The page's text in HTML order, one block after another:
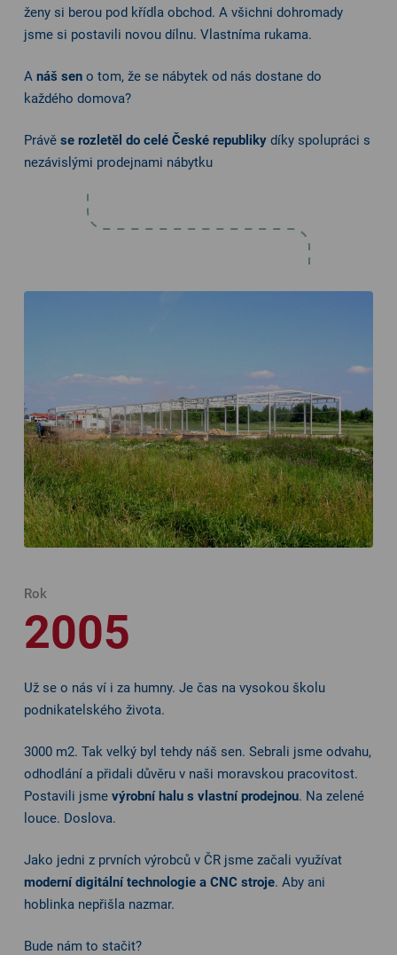
ženy si berou pod křídla obchod. A všichni dohromady
jsme si postavili novou dílnu. Vlastníma rukama.
A náš sen o tom, že se nábytek od nás dostane do
každého domova?
Právě se rozletěl do celé České republiky díky spolupráci s
nezávislými prodejnami nábytku
Rok
2005
Už se o nás ví i za humny. Je čas na vysokou školu
podnikatelského života.
3000 m2. Tak velký byl tehdy náš sen. Sebrali jsme odvahu,
odhodlání a přidali důvěru v naši moravskou pracovitost.
Postavili jsme výrobní halu s vlastní prodejnou. Na zelené
louce. Doslova.
Jako jedni z prvních výrobců v ČR jsme začali využívat
moderní digitální technologie a CNC stroje. Aby ani
hoblinka nepřišla nazmar.
Bude nám to stačit?